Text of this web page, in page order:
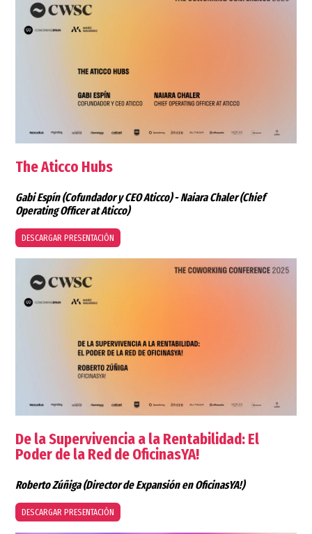
The Aticco Hubs
Gabi Espín(Cofundador y CEO Aticco) -Naiara Chaler(Chief
Operating Officer at Aticco)
DESCARGAR PRESENTACIÓN
De la Supervivencia a la Rentabilidad: El
Poder de la Red de OficinasYA!
Roberto Zúñiga(Director de Expansión en OficinasYA!)
DESCARGAR PRESENTACIÓN